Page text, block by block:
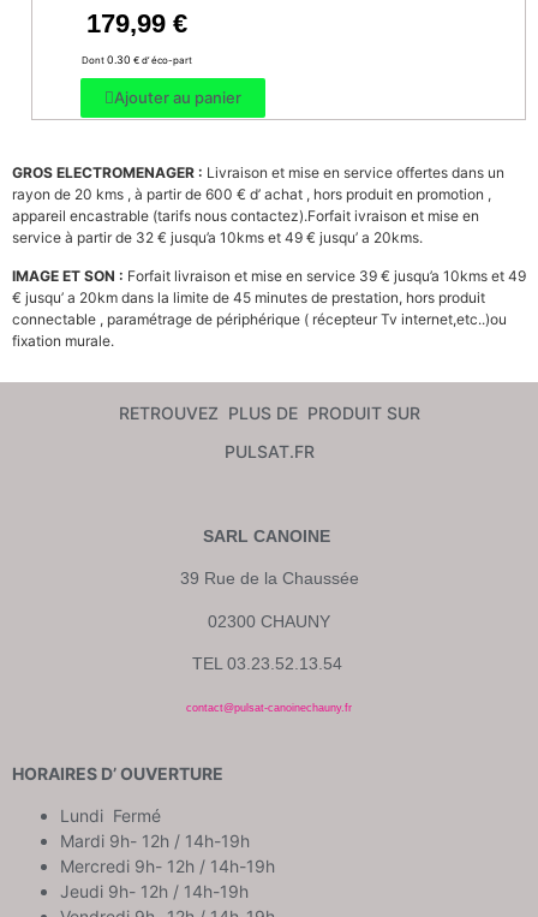
179,99 €
Dont 0.30 € d’ éco-part
Ajouter au panier
GROS ELECTROMENAGER : Livraison et mise en service offertes dans un
rayon de 20 kms , à partir de 600 € d’ achat , hors produit en promotion ,
appareil encastrable (tarifs nous contactez).Forfait ivraison et mise en
service à partir de 32 € jusqu’a 10kms et 49 € jusqu’ a 20kms.
IMAGE ET SON : Forfait livraison et mise en service 39 € jusqu’a 10kms et 49
€ jusqu’ a 20km dans la limite de 45 minutes de prestation, hors produit
connectable , paramétrage de périphérique ( récepteur Tv internet,etc..)ou
fixation murale.
RETROUVEZ PLUS DE PRODUIT SUR
PULSAT.FR
SARL CANOINE
39 Rue de la Chaussée
02300 CHAUNY
TEL 03.23.52.13.54
contact@pulsat-canoinechauny.fr
HORAIRES D’ OUVERTURE
Lundi Fermé
Mardi 9h- 12h / 14h-19h
Mercredi 9h- 12h / 14h-19h
Jeudi 9h- 12h / 14h-19h